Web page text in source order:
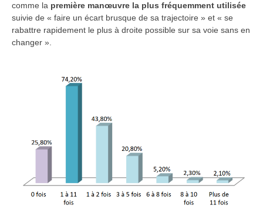
comme la première manœuvre la plus fréquemment utilisée
suivie de « faire un écart brusque de sa trajectoire » et « se
rabattre rapidement le plus à droite possible sur sa voie sans en
changer ».